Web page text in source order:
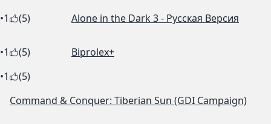
•1 (5) Alone in the Dark 3 - Русская Версия
•1 (5)
Biprolex+
•1
(5)
Command & Conquer: Tiberian Sun (GDI Campaign)